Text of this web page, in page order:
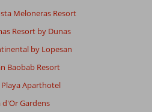
Meloneras Resort
Resort by Dunas
by Lopesan
Baobab Resort
Aparthotel
d'Or Gardens